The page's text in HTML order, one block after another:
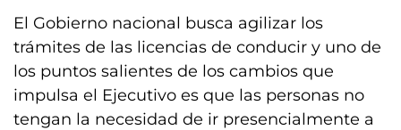
El Gobierno nacional busca agilizar los
trámites de las licencias de conducir y uno de
los puntos salientes de los cambios que
impulsa el Ejecutivo es que las personas no
tengan la necesidad de ir presencialmente a